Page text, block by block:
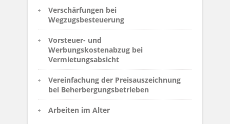
Verschärfungen bei
Wegzugsbesteuerung
Vorsteuer- und
Werbungskostenabzug bei
Vermietungsabsicht
Vereinfachung der Preisauszeichnung
bei Beherbergungsbetrieben
Arbeiten im Alter